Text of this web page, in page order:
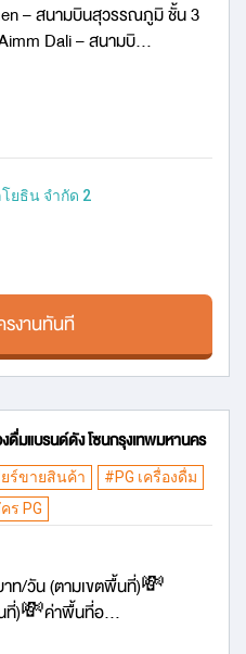
– สนามบินสุวรรณภูมิ ชั้น 3
Dali – สนามบิ...
ยธิน จำกัด 2
งานทันที
ดื่มแบรนด์ดัง โซนกรุงเทพมหานคร
ร์ขายสินค้า
#PG เครื่องดื่ม
ร PG
ท/วัน (ตามเขตพื้นที่)💸
ที่)💸ค่าพื้นที่อ...